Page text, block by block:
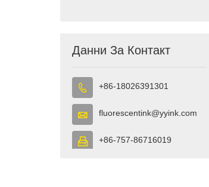
Данни За Контакт
 +86-18026391301
 fluorescentink@yyink.com
 +86-757-86716019